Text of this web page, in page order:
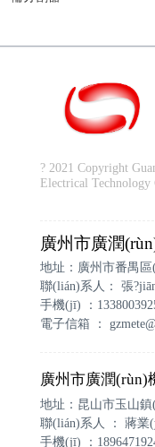
? 2021 Copyright
Electrical Technology
廣州市廣潤
地址：廣州市番禺區
聯(lián)系人： 張
手機(jī) ：
電子信箱 ：
廣州市廣潤(rùn)
地址：昆山市玉山
聯(lián)系人 ： 蔣業
手機(jī) ：